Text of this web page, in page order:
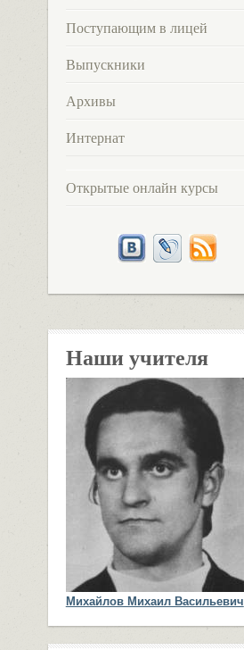
Поступающим в лицей
Выпускники
Архивы
Интернат
Открытые онлайн курсы
Наши учителя
Михайлов Михаил Васильевич